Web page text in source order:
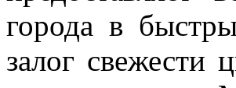
города в
залог свежести